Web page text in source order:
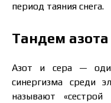
период таяния снега.
Тандем
Азот и сера —
синергизма среди
называют «сестрой